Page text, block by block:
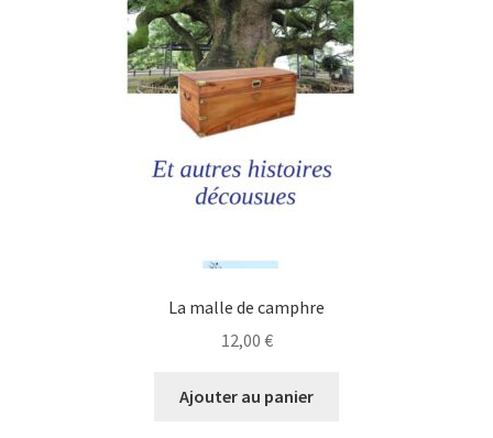
La malle de camphre
12,00 €
Ajouter au panier